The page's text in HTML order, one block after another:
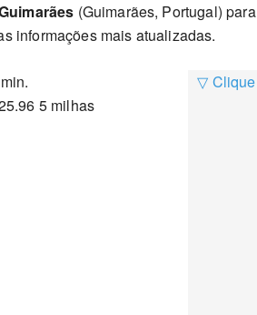
(Guimarães, Portugal) para
informações mais atualizadas.
5 milhas
▽ Clique